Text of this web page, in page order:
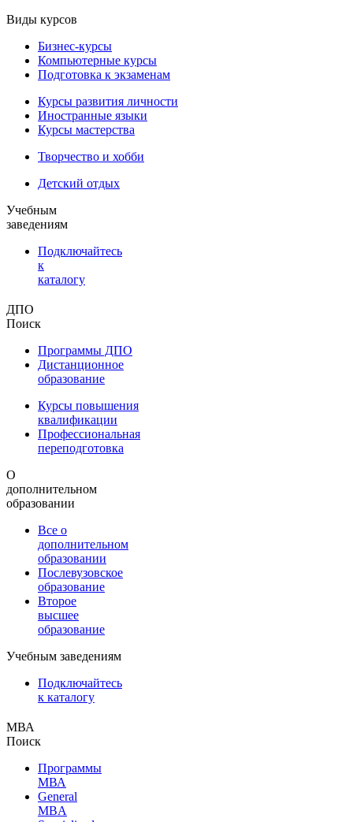
Виды курсов
Бизнес-курсы
Компьютерные курсы
Подготовка к экзаменам
Курсы развития личности
Иностранные языки
Курсы мастерства
Творчество и хобби
Детский отдых
Учебным
заведениям
Подключайтесь
к
каталогу
ДПО
Поиск
Программы ДПО
Дистанционное
образование
Курсы повышения
квалификации
Профессиональная
переподготовка
О
дополнительном
образовании
Все о
дополнительном
образовании
Послевузовское
образование
Второе
высшее
образование
Учебным заведениям
Подключайтесь
к каталогу
МВА
Поиск
Программы
МВА
General
MBA